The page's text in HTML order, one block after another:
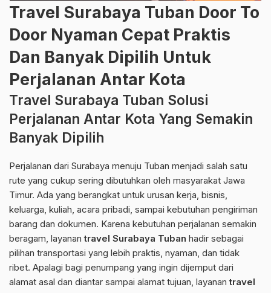
Travel Surabaya Tuban Door To
Door Nyaman Cepat Praktis
Dan Banyak Dipilih Untuk
Perjalanan Antar Kota
Travel Surabaya Tuban Solusi
Perjalanan Antar Kota Yang Semakin
Banyak Dipilih
Perjalanan dari Surabaya menuju Tuban menjadi salah satu
rute yang cukup sering dibutuhkan oleh masyarakat Jawa
Timur. Ada yang berangkat untuk urusan kerja, bisnis,
keluarga, kuliah, acara pribadi, sampai kebutuhan pengiriman
barang dan dokumen. Karena kebutuhan perjalanan semakin
beragam, layanantravel Surabaya Tuban hadir sebagai
pilihan transportasi yang lebih praktis, nyaman, dan tidak
ribet. Apalagi bagi penumpang yang ingin dijemput dari
alamat asal dan diantar sampai alamat tujuan, layanantravel